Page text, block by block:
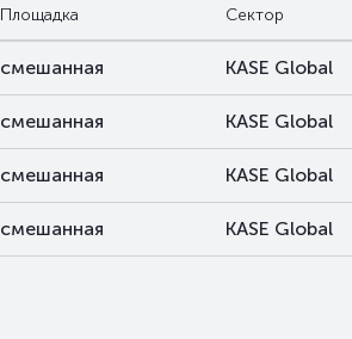
Площадка Сектор
смешанная KASE Global
смешанная KASE Global
смешанная KASE Global
смешанная KASE Global